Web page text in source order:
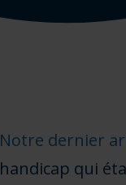
Notre dernier
handicap qui